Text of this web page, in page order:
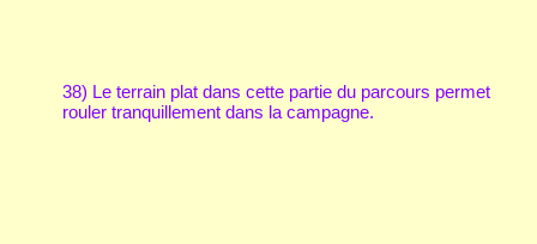
38) Le terrain plat dans cette partie du parcours permet
rouler tranquillement dans la campagne.